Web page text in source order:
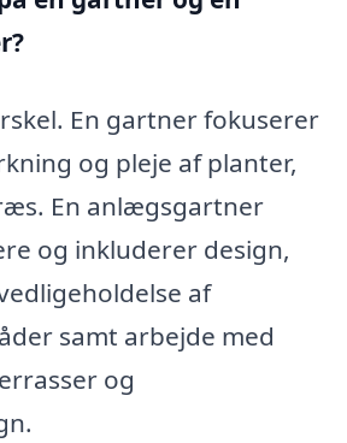
En gartner fokuserer
og pleje af planter,
En anlægsgartner
og inkluderer design,
af
samt arbejde med
og